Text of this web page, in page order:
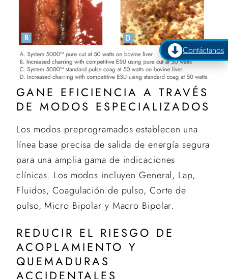
Contáctanos
GANE EFICIENCIA A TRAVÉS
DE MODOS ESPECIALIZADOS
Los modos preprogramados establecen una
línea base precisa de salida de energía segura
para una amplia gama de indicaciones
clínicas. Los modos incluyen General, Lap,
Fluidos, Coagulación de pulso, Corte de
pulso, Micro Bipolar y Macro Bipolar.
REDUCIR EL RIESGO DE
ACOPLAMIENTO Y
QUEMADURAS
ACCIDENTALES